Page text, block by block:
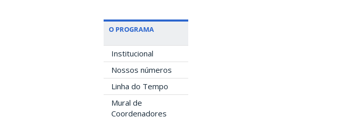
O PROGRAMA
Institucional
Nossos números
Linha do Tempo
Mural de
Coordenadores